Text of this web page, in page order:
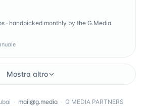
· handpicked monthly by the G.Media
Mostra altro
· mail@g.media · G MEDIA PARTNERS